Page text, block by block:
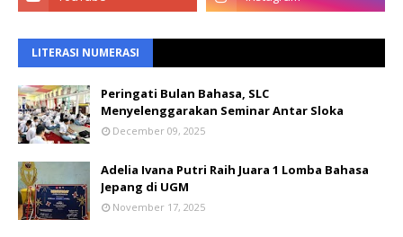
LITERASI NUMERASI
Peringati Bulan Bahasa, SLC
Menyelenggarakan Seminar Antar Sloka
December 09, 2025
Adelia Ivana Putri Raih Juara 1 Lomba Bahasa
Jepang di UGM
November 17, 2025